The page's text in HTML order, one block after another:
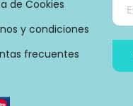
de Cookies
y condiciones
frecuentes